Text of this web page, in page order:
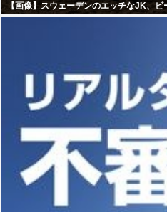
【画像】スウェーデンのエッチなJK、